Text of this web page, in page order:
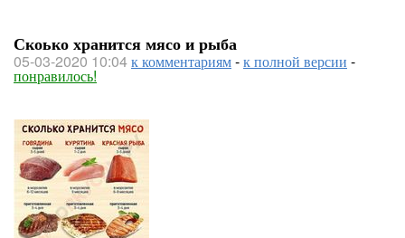
Скоько хранится мясо и рыба
05-03-2020 10:04к комментариям-к полной версии -
понравилось!